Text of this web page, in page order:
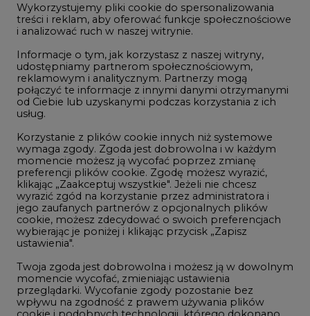
Studio CIRE
Rozmowy o energetyce
Gospodarka
Geopolityka
LTE450
Innowacje i AI
Telekomunikacja i IT
Handel emisjami CO2
Wodór
Górnictwo
Atom
Wykorzystujemy pliki cookie do spersonalizowania
treści i reklam, aby oferować funkcje społecznościowe
i analizować ruch w naszej witrynie.
Informacje o tym, jak korzystasz z naszej witryny,
udostępniamy partnerom społecznościowym,
reklamowym i analitycznym. Partnerzy mogą
połączyć te informacje z innymi danymi otrzymanymi
od Ciebie lub uzyskanymi podczas korzystania z ich
usług.
Korzystanie z plików cookie innych niż systemowe
wymaga zgody. Zgoda jest dobrowolna i w każdym
momencie możesz ją wycofać poprzez zmianę
preferencji plików cookie. Zgodę możesz wyrazić,
klikając „Zaakceptuj wszystkie". Jeżeli nie chcesz
wyrazić zgód na korzystanie przez administratora i
jego zaufanych partnerów z opcjonalnych plików
cookie, możesz zdecydować o swoich preferencjach
wybierając je poniżej i klikając przycisk „Zapisz
ustawienia".
Twoja zgoda jest dobrowolna i możesz ją w dowolnym
momencie wycofać, zmieniając ustawienia
przeglądarki. Wycofanie zgody pozostanie bez
wpływu na zgodność z prawem używania plików
cookie i podobnych technologii, którego dokonano